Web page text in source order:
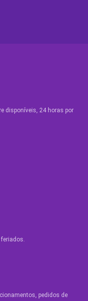
disponíveis, 24 horas por
pedidos de